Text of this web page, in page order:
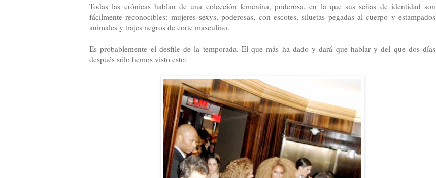
Todas las crónicas hablan de una colección femenina, poderosa, en la que sus señas de identidad son
fácilmente reconocibles: mujeres sexys, poderosas, con escotes, siluetas pegadas al cuerpo y estampados
animales y trajes negros de corte masculino.
Es probablemente el desfile de la temporada. El que más ha dado y dará que hablar y del que dos días
después sólo hemos visto esto: